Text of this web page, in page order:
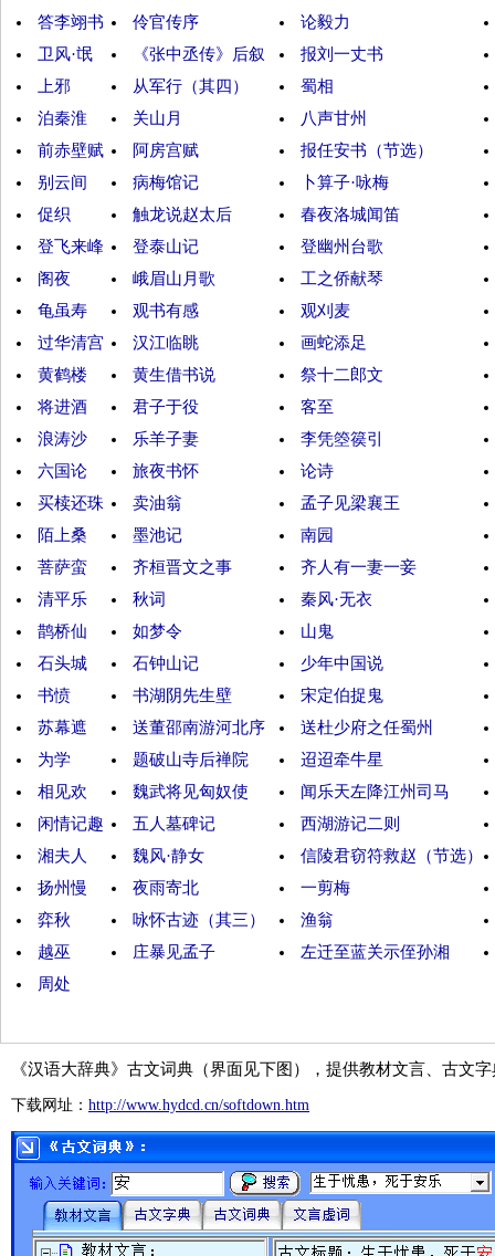
答李翊书
伶官传序
论毅力
卫风·氓
《张中丞传》后叙
报刘一丈书
上邪
从军行（其四）
蜀相
泊秦淮
关山月
八声甘州
前赤壁赋
阿房宫赋
报任安书（节选）
别云间
病梅馆记
卜算子·咏梅
促织
触龙说赵太后
春夜洛城闻笛
登飞来峰
登泰山记
登幽州台歌
阁夜
峨眉山月歌
工之侨献琴
龟虽寿
观书有感
观刈麦
过华清宫
汉江临眺
画蛇添足
黄鹤楼
黄生借书说
祭十二郎文
将进酒
君子于役
客至
浪涛沙
乐羊子妻
李凭箜篌引
六国论
旅夜书怀
论诗
买椟还珠
卖油翁
孟子见梁襄王
陌上桑
墨池记
南园
菩萨蛮
齐桓晋文之事
齐人有一妻一妾
清平乐
秋词
秦风·无衣
鹊桥仙
如梦令
山鬼
石头城
石钟山记
少年中国说
书愤
书湖阴先生壁
宋定伯捉鬼
苏幕遮
送董邵南游河北序
送杜少府之任蜀州
为学
题破山寺后禅院
迢迢牵牛星
相见欢
魏武将见匈奴使
闻乐天左降江州司马
闲情记趣
五人墓碑记
西湖游记二则
湘夫人
魏风·静女
信陵君窃符救赵（节选）
扬州慢
夜雨寄北
一剪梅
弈秋
咏怀古迹（其三）
渔翁
越巫
庄暴见孟子
左迁至蓝关示侄孙湘
周处
《汉语大辞典》古文词典（界面见下图），提供教材文言、古文
下载网址： http://www.hydcd.cn/softdown.htm